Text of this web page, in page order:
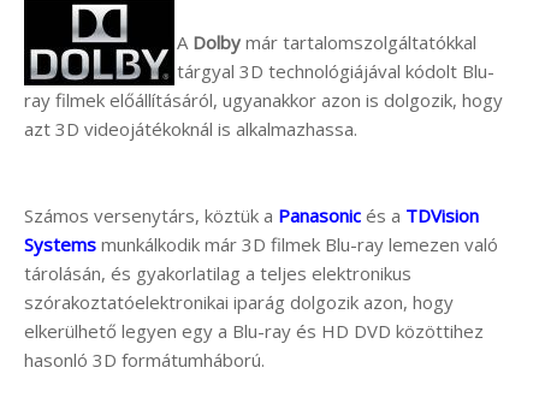
A Dolby már tartalomszolgáltatókkal
tárgyal 3D technológiájával kódolt Blu-
ray filmek előállításáról, ugyanakkor azon is dolgozik, hogy
azt 3D videojátékoknál is alkalmazhassa.
Számos versenytárs, köztük a Panasonic és a TDVision
Systems munkálkodik már 3D filmek Blu-ray lemezen való
tárolásán, és gyakorlatilag a teljes elektronikus
szórakoztatóelektronikai iparág dolgozik azon, hogy
elkerülhető legyen egy a Blu-ray és HD DVD közöttihez
hasonló 3D formátumháború.